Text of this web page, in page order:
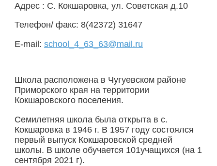
Адрес : С. Кокшаровка, ул. Советская д.10
Телефон/ факс: 8(42372) 31647
Е-mail: school_4_63_63@mail.ru
Школа расположена в Чугуевском районе
Приморского края на территории
Кокшаровского поселения.
Семилетняя школа была открыта в с.
Кокшаровка в 1946 г. В 1957 году состоялся
первый выпуск Кокшаровской средней
школы. В школе обучается 101учащихся (на 1
сентября 2021 г).